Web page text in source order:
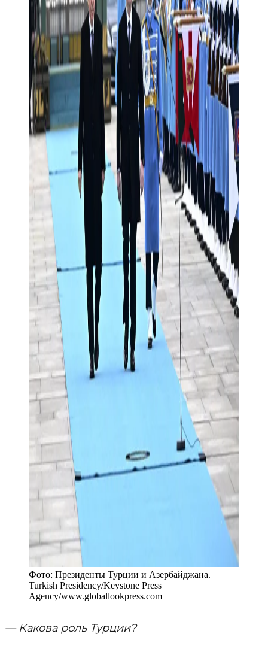
Фото: Президенты Турции и Азербайджана.
Turkish Presidency/Keystone Press
Agency/www.globallookpress.com
— Какова роль Турции?